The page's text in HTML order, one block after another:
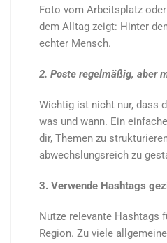
Foto vom Arbeitsplatz
dem Alltag zeigt: Hinter
echter Mensch.
2. Poste regelmäßig, aber
Wichtig ist nicht nur, dass
was und wann. Ein
dir, Themen zu
abwechslungsreich zu
3. Verwende Hashtags
Nutze relevante Hashtags
Region. Zu viele